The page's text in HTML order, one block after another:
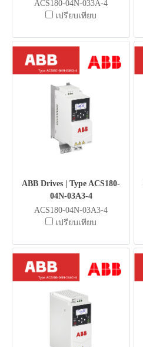
ACS180-04N-033A-4
เปรียบเทียบ
ABB Drives | Type ACS180-
04N-03A3-4
ACS180-04N-03A3-4
เปรียบเทียบ